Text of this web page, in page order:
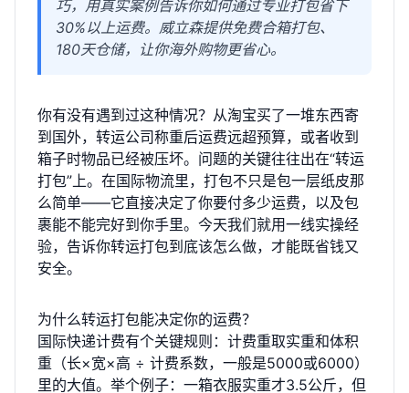
巧，用真实案例告诉你如何通过专业打包省下
30%以上运费。威立森提供免费合箱打包、
180天仓储，让你海外购物更省心。
你有没有遇到过这种情况？从淘宝买了一堆东西寄
到国外，转运公司称重后运费远超预算，或者收到
箱子时物品已经被压坏。问题的关键往往出在“转运
打包”上。在国际物流里，打包不只是包一层纸皮那
么简单——它直接决定了你要付多少运费，以及包
裹能不能完好到你手里。今天我们就用一线实操经
验，告诉你转运打包到底该怎么做，才能既省钱又
安全。
为什么转运打包能决定你的运费？
国际快递计费有个关键规则：计费重取实重和体积
重（长×宽×高 ÷ 计费系数，一般是5000或6000）
里的大值。举个例子：一箱衣服实重才3.5公斤，但